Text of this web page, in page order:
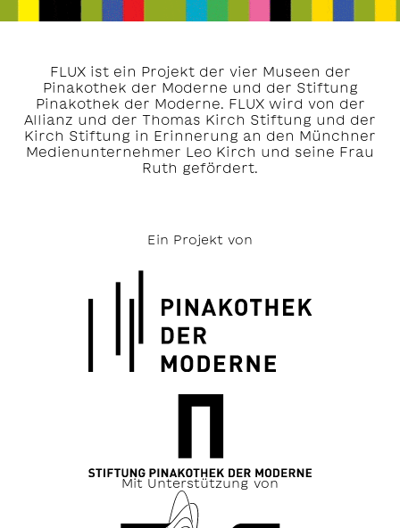
FLUX ist ein Projekt der vier Museen der
Pinakothek der Moderne und der Stiftung
Pinakothek der Moderne. FLUX wird von der
Allianz und der Thomas Kirch Stiftung und der
Kirch Stiftung in Erinnerung an den Münchner
Medienunternehmer Leo Kirch und seine Frau
Ruth gefördert.
Ein Projekt von
Mit Unterstützung von